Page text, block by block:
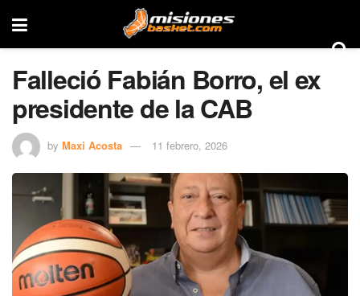
Falleció Fabián Borro, el ex
presidente de la CAB
by Maxi Acosta 11 febrero, 2026